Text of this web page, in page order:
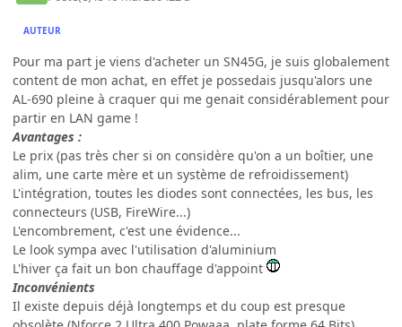
AUTEUR
Pour ma part je viens d'acheter un SN45G, je suis globalement
content de mon achat, en effet je possedais jusqu'alors une
AL-690 pleine à craquer qui me genait considérablement pour
partir en LAN game !
Avantages :
Le prix (pas très cher si on considère qu'on a un boîtier, une
alim, une carte mère et un système de refroidissement)
L'intégration, toutes les diodes sont connectées, les bus, les
connecteurs (USB, FireWire...)
L'encombrement, c'est une évidence...
Le look sympa avec l'utilisation d'aluminium
L'hiver ça fait un bon chauffage d'appoint
Inconvénients
Il existe depuis déjà longtemps et du coup est presque